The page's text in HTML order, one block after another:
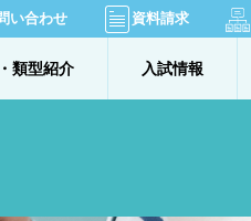
い合わせ 資料請求
類型紹介 入試情報